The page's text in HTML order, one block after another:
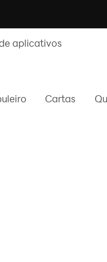
aplicativos
Cartas